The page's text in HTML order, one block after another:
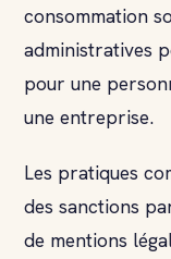
consommation
administratives
pour une
une entreprise.
Les pratiques
des sanctions
de mentions